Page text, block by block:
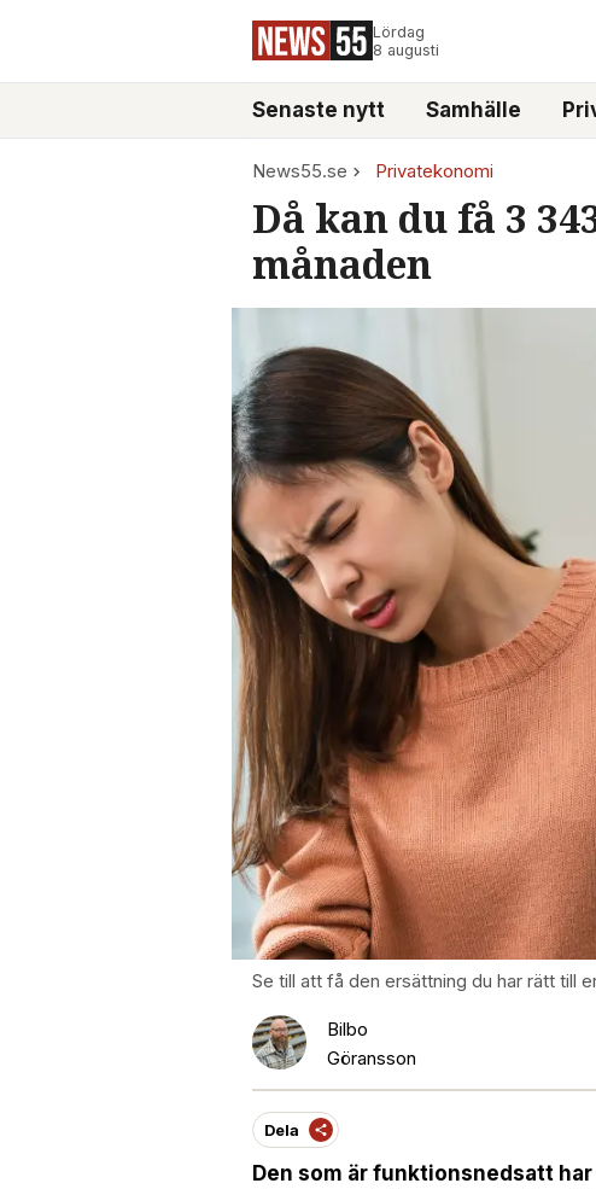
Lördag
8 augusti
Senaste nytt Samhälle
News55.se Privatekonomi
Då kan du få 3
månaden
Se till att få den ersättning du har rätt till
Bilbo
Göransson
Dela
Den som är funktionsnedsatt